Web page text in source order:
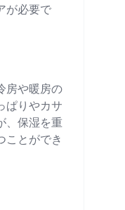
が必要で
房や暖房の
ぱりやカサ
、保湿を重
ことができ